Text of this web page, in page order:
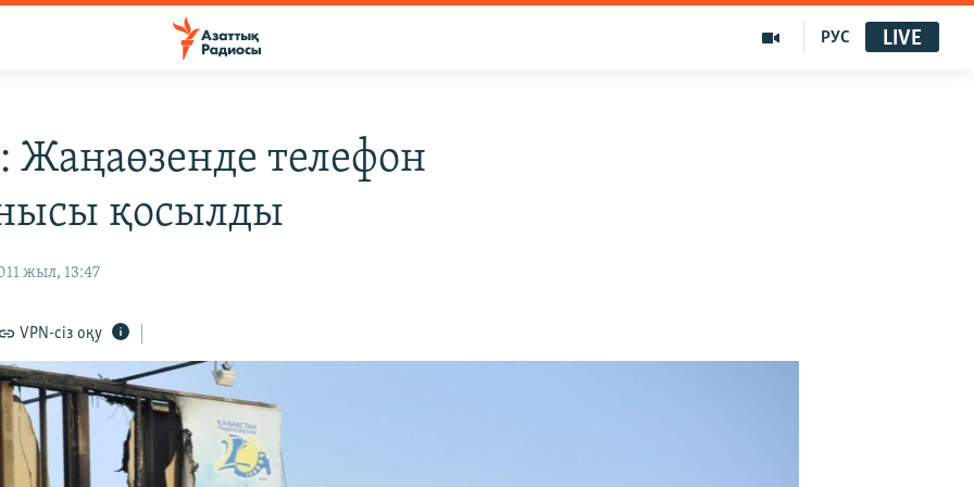
РУС LIVE
Жаңаөзенде телефон
қосылды
жыл, 13:47
VPN-сіз оқу